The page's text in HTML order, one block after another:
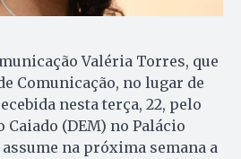
Valéria Torres, que
Comunicação, no lugar de
nesta terça, 22, pelo
(DEM) no Palácio
na próxima semana a